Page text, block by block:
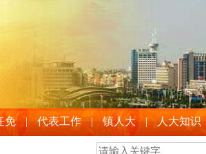
免 | 代表工作 | 镇人大 | 人大知识